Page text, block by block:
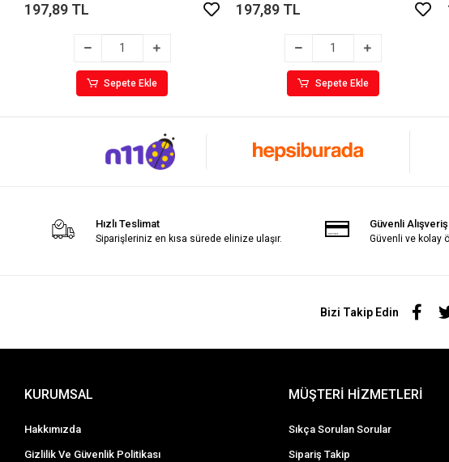
197,89 TL
Sepete Ekle
197,89 TL
Sepete Ekle
Hızlı Teslimat
Siparişleriniz en kısa sürede elinize ulaşır.
Güvenli Alışveriş
Güvenli ve kolay
Bizi Takip Edin
KURUMSAL
Hakkımızda
Gizlilik Ve Güvenlik Politikası
MÜŞTERİ HİZMETLERİ
Sıkça Sorulan Sorular
Sipariş Takip